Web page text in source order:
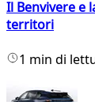
Il Benvivere e
territori
1 min di